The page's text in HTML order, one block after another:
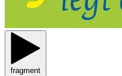
fragment